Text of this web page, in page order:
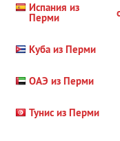
Испания из
Перми
Куба из Перми
ОАЭ из Перми
Тунис из Перми